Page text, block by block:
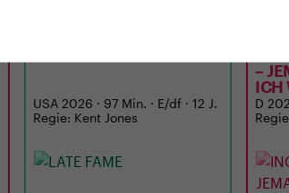
USA 2026 · 97 Min. · E/df · 12 J.
Regie: Kent Jones
–
ICH
D